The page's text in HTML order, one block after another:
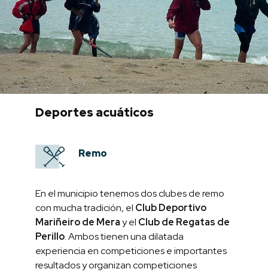
Deportes acuáticos
Remo
En el municipio tenemos dos clubes de remo
con mucha tradición, el Club Deportivo
Mariñeiro de Meray el Club de Regatas de
Perillo. Ambos tienen una dilatada
experiencia en competiciones e importantes
resultados y organizan competiciones